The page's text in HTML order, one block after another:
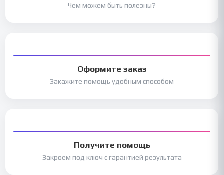
Чем можем быть полезны?
Оформите заказ
Закажите помощь удобным способом
Получите помощь
Закроем под ключ с гарантией результата